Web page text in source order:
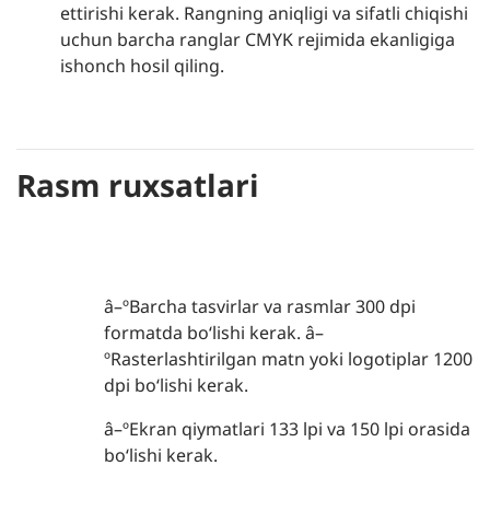
ettirishi kerak. Rangning aniqligi va sifatli chiqishi
uchun barcha ranglar CMYK rejimida ekanligiga
ishonch hosil qiling.
Rasm ruxsatlari
â–ºBarcha tasvirlar va rasmlar 300 dpi
formatda boʻlishi kerak. â–
ºRasterlashtirilgan matn yoki logotiplar 1200
dpi boʻlishi kerak.
â–ºEkran qiymatlari 133 lpi va 150 lpi orasida
boʻlishi kerak.